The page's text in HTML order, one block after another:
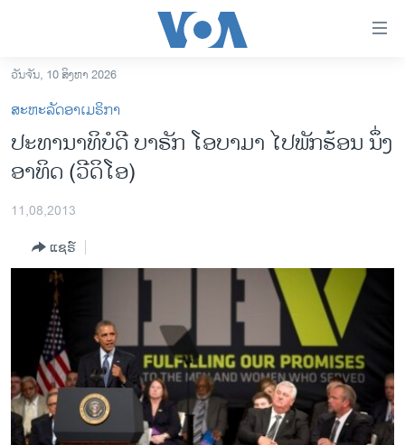
ເຂົ້າ
ຫາ
ຂ້າມ
ຂ້າມ
ຫາ
ອາເມຣິກາ
ຂ່າວ​ຈີນ
ໂລກ
ເອເຊຍ
ອິດສະຫຼະພາບດ້ານການຂ່າວ
ຊີວິດຊາວລາວ
ຊຸມຊົນຊາວລາວ
ວິທະຍາສາດ-ເທັກໂນໂລຈີ
ວັນຈັນ, 10 ສິງຫາ 2026
ສະຫະລັດອາເມຣິກາ
ປະທານາທິບໍດີ ບາຣັກ ໂອບາມາ ໄປພັກຮ້ອນ ນຶ່ງ
ອາທິດ (ວີດິໂອ)
11,08,2013
ແຊຣ໌